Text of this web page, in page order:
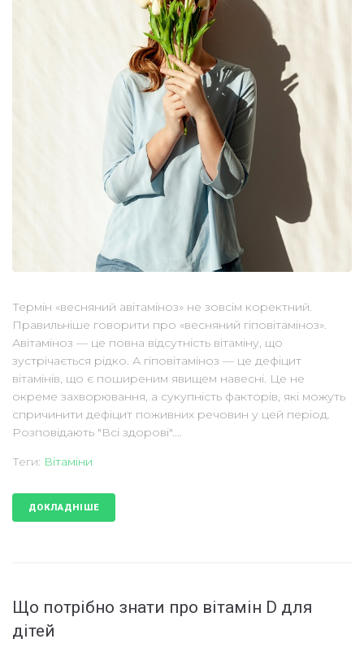
Термін «весняний авітаміноз» не зовсім коректний.
Правильніше говорити про «весняний гіповітаміноз».
Авітаміноз — це повна відсутність вітаміну, що
зустрічається рідко. А гіповітаміноз — це дефіцит
вітамінів, що є поширеним явищем навесні. Це не
окреме захворювання, а сукупність факторів, які можуть
спричинити дефіцит поживних речовин у цей період.
Розповідають "Всі здорові"....
Теги: Вітаміни
ДОКЛАДНІШЕ
Що потрібно знати про вітамін D для
дітей